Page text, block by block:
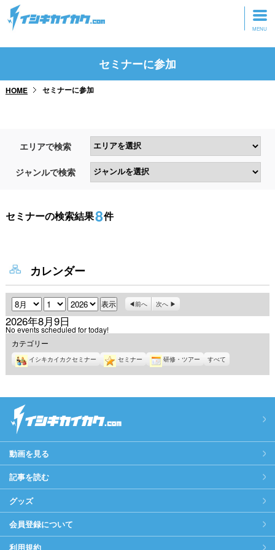
トップページ
研修・ツアーに参加
セミナーに参加
HOME セミナーに参加
エリアで検索
ジャンルで検索
セミナーの検索結果8件
カレンダー
月 日 年 前へ 次へ
2026年8月9日
No events scheduled for today!
カテゴリー
イシキカイカクセミナー セミナー 研修・ツアー すべて
動画を見る
記事を読む
グッズ
会員登録について